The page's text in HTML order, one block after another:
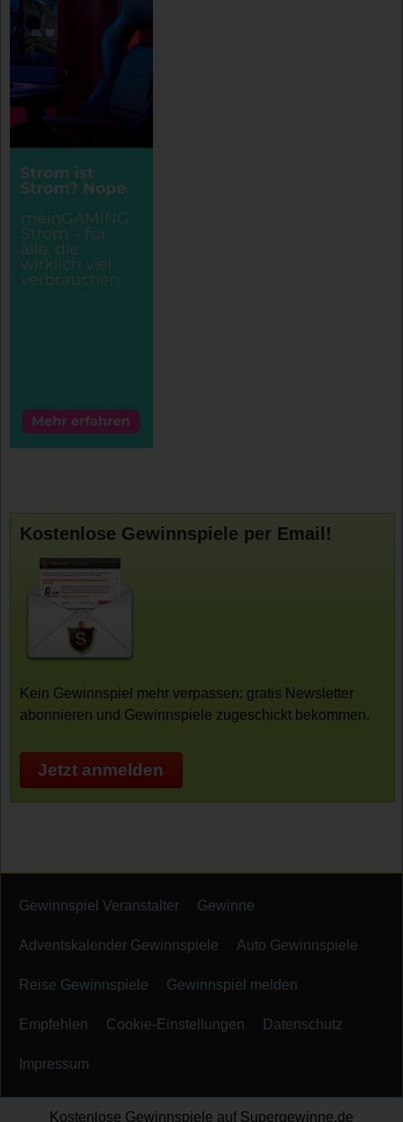
Kostenlose Gewinnspiele per Email!
Kein Gewinnspiel mehr verpassen: gratis Newsletter
abonnieren und Gewinnspiele zugeschickt bekommen.
Jetzt anmelden
Gewinnspiel Veranstalter Gewinne
Adventskalender Gewinnspiele Auto Gewinnspiele
Reise Gewinnspiele Gewinnspiel melden
Empfehlen Cookie-Einstellungen Datenschutz
Impressum
Kostenlose Gewinnspiele auf Supergewinne.de